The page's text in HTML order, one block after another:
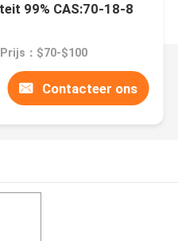
99% CAS:70-18-8
Prijs：$70-$100
Contacteer ons